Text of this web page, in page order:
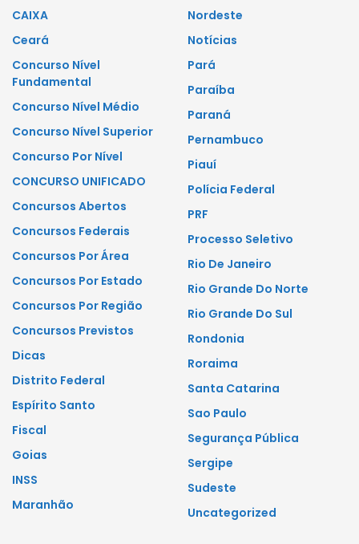
CAIXA
Ceará
Concurso Nível
Fundamental
Concurso Nível Médio
Concurso Nível Superior
Concurso Por Nível
CONCURSO UNIFICADO
Concursos Abertos
Concursos Federais
Concursos Por Área
Concursos Por Estado
Concursos Por Região
Concursos Previstos
Dicas
Distrito Federal
Espírito Santo
Fiscal
Goias
INSS
Maranhão
Nordeste
Notícias
Pará
Paraíba
Paraná
Pernambuco
Piauí
Polícia Federal
PRF
Processo Seletivo
Rio De Janeiro
Rio Grande Do Norte
Rio Grande Do Sul
Rondonia
Roraima
Santa Catarina
Sao Paulo
Segurança Pública
Sergipe
Sudeste
Uncategorized